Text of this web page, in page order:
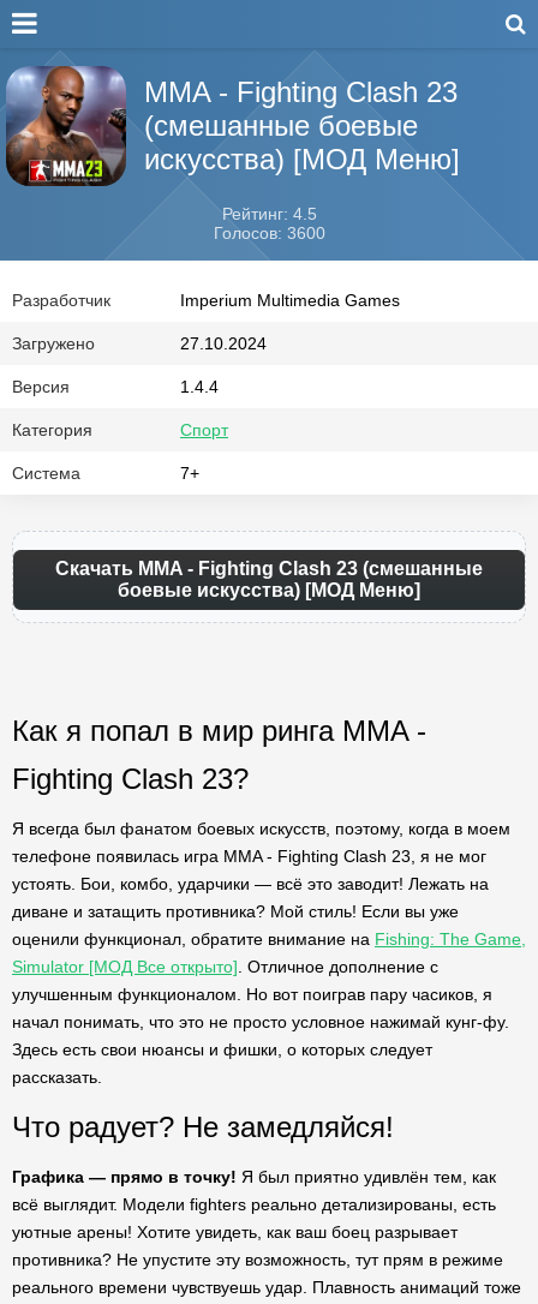
MMA - Fighting Clash 23
(смешанные боевые
искусства) [МОД Меню]
Рейтинг: 4.5
Голосов: 3600
Разработчик Imperium Multimedia Games
Загружено 27.10.2024
Версия 1.4.4
Категория Спорт
Система 7+
Скачать MMA - Fighting Clash 23 (смешанные
боевые искусства) [МОД Меню]
Как я попал в мир ринга MMA -
Fighting Clash 23?
Я всегда был фанатом боевых искусств, поэтому, когда в моем
телефоне появилась игра MMA - Fighting Clash 23, я не мог
устоять. Бои, комбо, ударчики — всё это заводит! Лежать на
диване и затащить противника? Мой стиль! Если вы уже
оценили функционал, обратите внимание на Fishing: The Game,
Simulator [МОД Все открыто] . Отличное дополнение с
улучшенным функционалом. Но вот поиграв пару часиков, я
начал понимать, что это не просто условное нажимай кунг-фу.
Здесь есть свои нюансы и фишки, о которых следует
рассказать.
Что радует? Не замедляйся!
Графика — прямо в точку! Я был приятно удивлён тем, как
всё выглядит. Модели fighters реально детализированы, есть
уютные арены! Хотите увидеть, как ваш боец разрывает
противника? Не упустите эту возможность, тут прям в режиме
реального времени чувствуешь удар. Плавность анимаций тоже